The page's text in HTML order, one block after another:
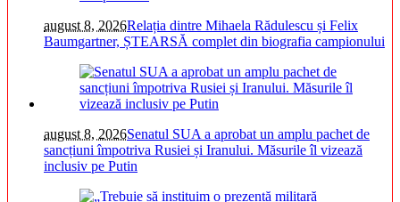
august 8, 2026Relația dintre Mihaela Rădulescu și Felix
Baumgartner, ȘTEARSĂ complet din biografia campionului
august 8, 2026Senatul SUA a aprobat un amplu pachet de
sancțiuni împotriva Rusiei și Iranului. Măsurile îl vizează
inclusiv pe Putin